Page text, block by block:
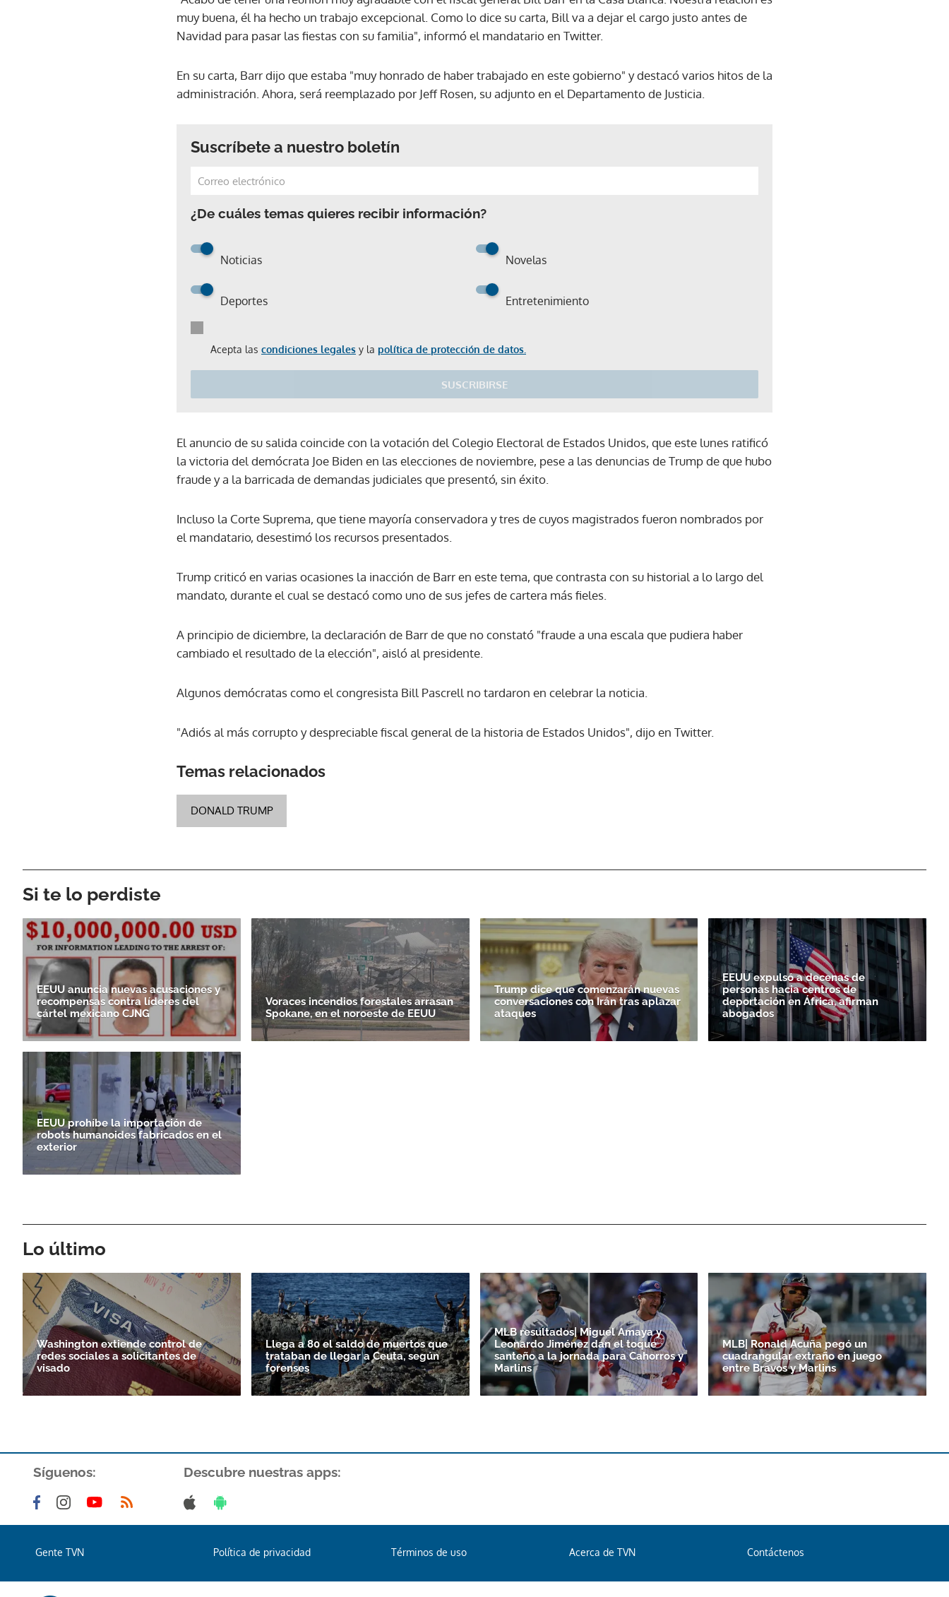
muy buena, él ha hecho un trabajo excepcional. Como lo dice su carta, Bill va a dejar el cargo justo antes de
Navidad para pasar las fiestas con su familia", informó el mandatario en Twitter.
En su carta, Barr dijo que estaba "muy honrado de haber trabajado en este gobierno" y destacó varios hitos de la
administración. Ahora, será reemplazado por Jeff Rosen, su adjunto en el Departamento de Justicia.
Suscríbete a nuestro boletín
¿De cuáles temas quieres recibir información?
Noticias Novelas
Deportes Entretenimiento
Acepta las condiciones legales y la política de protección de datos.
SUSCRIBIRSE
Gracias por suscribirte a nuestro boletín.
ACEPTAR
El anuncio de su salida coincide con la votación del Colegio Electoral de Estados Unidos, que este lunes ratificó
la victoria del demócrata Joe Biden en las elecciones de noviembre, pese a las denuncias de Trump de que hubo
fraude y a la barricada de demandas judiciales que presentó, sin éxito.
Incluso la Corte Suprema, que tiene mayoría conservadora y tres de cuyos magistrados fueron nombrados por
el mandatario, desestimó los recursos presentados.
Trump criticó en varias ocasiones la inacción de Barr en este tema, que contrasta con su historial a lo largo del
mandato, durante el cual se destacó como uno de sus jefes de cartera más fieles.
A principio de diciembre, la declaración de Barr de que no constató "fraude a una escala que pudiera haber
cambiado el resultado de la elección", aisló al presidente.
Algunos demócratas como el congresista Bill Pascrell no tardaron en celebrar la noticia.
"Adiós al más corrupto y despreciable fiscal general de la historia de Estados Unidos", dijo en Twitter.
Temas relacionados
DONALD TRUMP
Si te lo perdiste
EEUU anuncia nuevas acusaciones y
recompensas contra líderes del
cártel mexicano CJNG
Voraces incendios forestales arrasan
Spokane, en el noroeste de EEUU
Trump dice que comenzarán nuevas
conversaciones con Irán tras aplazar
ataques
EEUU expulsó a decenas de
personas hacia centros de
deportación en África, afirman
abogados
EEUU prohíbe la importación de
robots humanoides fabricados en el
exterior
Lo último
Washington extiende control de
redes sociales a solicitantes de
visado
Llega a 80 el saldo de muertos que
trataban de llegar a Ceuta, según
forenses
MLB resultados| Miguel Amaya y
Leonardo Jiménez dan el toque
santeño a la jornada para Cahorros y
Marlins
MLB| Ronald Acuña pegó un
cuadrangular extraño en juego
entre Bravos y Marlins
Síguenos: Descubre nuestras apps:
Gente TVN Política de privacidad Términos de uso Acerca de TVN Contáctenos